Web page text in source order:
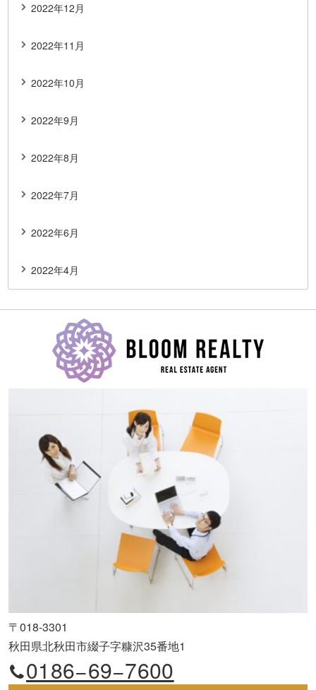
2022年12月
2022年11月
2022年10月
2022年9月
2022年8月
2022年7月
2022年6月
2022年4月
〒018-3301
秋田県北秋田市綴子字糠沢35番地1
0186−69−7600